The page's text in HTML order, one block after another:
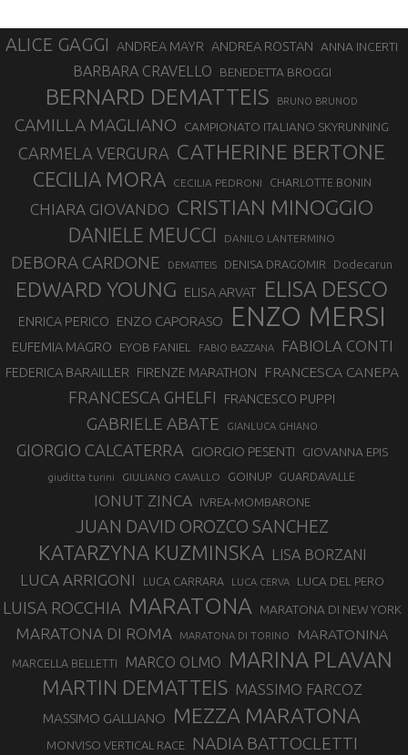
ALICE GAGGI ANDREA MAYR ANDREA ROSTAN ANNA INCERTI
BARBARA CRAVELLO BENEDETTA BROGGI
BERNARD DEMATTEIS BRUNO BRUNOD
CAMILLA MAGLIANO CAMPIONATO ITALIANO SKYRUNNING
CARMELA VERGURA CATHERINE BERTONE
CECILIA MORA CECILIA PEDRONI CHARLOTTE BONIN
CHIARA GIOVANDO CRISTIAN MINOGGIO
DANIELE MEUCCI DANILO LANTERMINO
DEBORA CARDONE DEMATTEIS DENISA DRAGOMIR Dodecarun
EDWARD YOUNG ELISA ARVAT ELISA DESCO
ENRICA PERICO ENZO CAPORASO ENZO MERSI
EUFEMIA MAGRO EYOB FANIEL FABIO BAZZANA FABIOLA CONTI
FEDERICA BARAILLER FIRENZE MARATHON FRANCESCA CANEPA
FRANCESCA GHELFI FRANCESCO PUPPI
GABRIELE ABATE GIANLUCA GHIANO
GIORGIO CALCATERRA GIORGIO PESENTI GIOVANNA EPIS
giuditta turini GIULIANO CAVALLO GOINUP GUARDAVALLE
IONUT ZINCA IVREA-MOMBARONE
JUAN DAVID OROZCO SANCHEZ
KATARZYNA KUZMINSKA LISA BORZANI
LUCA ARRIGONI LUCA CARRARA LUCA CERVA LUCA DEL PERO
LUISA ROCCHIA MARATONA MARATONA DI NEW YORK
MARATONA DI ROMA MARATONA DI TORINO MARATONINA
MARCELLA BELLETTI MARCO OLMO MARINA PLAVAN
MARTIN DEMATTEIS MASSIMO FARCOZ
MASSIMO GALLIANO MEZZA MARATONA
MONVISO VERTICAL RACE NADIA BATTOCLETTI